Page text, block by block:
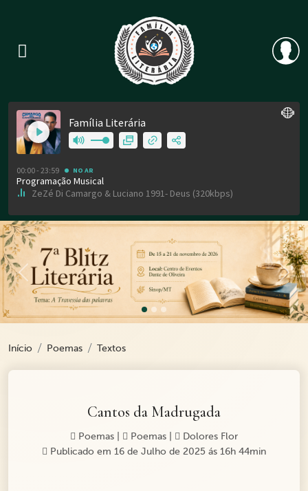
Previous
Início Poemas Textos
Cantos da Madrugada
Poemas Poemas
Dolores Flor
Publicado em 16 de Julho de 2025 ás 16h 44min